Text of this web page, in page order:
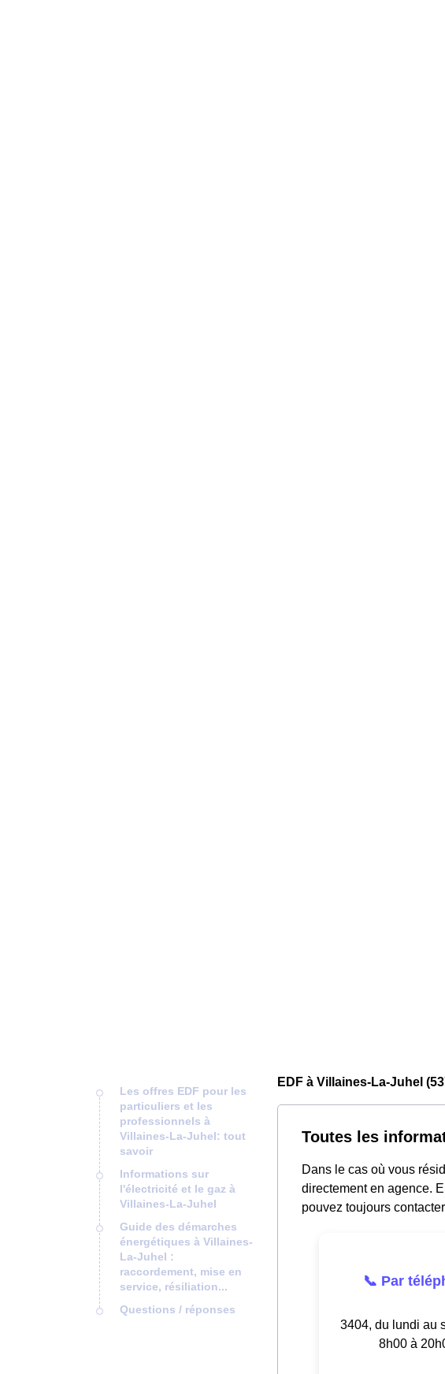
Les offres EDF pour les
particuliers et les
professionnels à
Villaines-La-Juhel: tout
savoir
Informations sur
l'électricité et le gaz à
Villaines-La-Juhel
Guide des démarches
énergétiques à Villaines-
La-Juhel :
raccordement, mise en
service, résiliation...
Questions / réponses
EDF à Villaines-La-Juhel
Toutes les
Dans le cas où vous
directement en agence.
pouvez toujours
📞 Par
3404, du lundi au
8h00 à